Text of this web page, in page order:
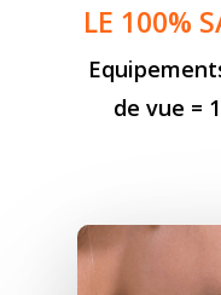
LE 100%
de vue =